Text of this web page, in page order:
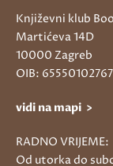
Književni klub
Martićeva 14D
10000 Zagreb
OIB: 65550102767
vidi na mapi >
RADNO VRIJEME:
Od utorka do